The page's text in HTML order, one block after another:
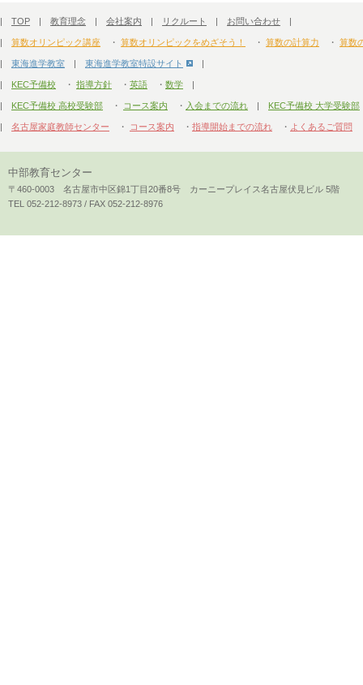
| TOP | 教育理念 | 会社案内 | リクルート | お問い合わせ |
| 算数オリンピック講座 ・ 算数オリンピックをめざそう！ ・ 算数の計算力 ・ 算数
| 東海進学教室 | 東海進学教室特設サイト |
| KEC予備校 ・ 指導方針 ・ 英語 ・ 数学 |
| KEC予備校 高校受験部 ・ コース案内 ・ 入会までの流れ | KEC予備校 大学受験部
| 名古屋家庭教師センター ・ コース案内 ・ 指導開始までの流れ ・ よくあるご質問
中部教育センター
〒460-0003 名古屋市中区錦1丁目20番8号 カーニープレイス名古屋伏見ビル 5階
TEL 052-212-8973 / FAX 052-212-8976